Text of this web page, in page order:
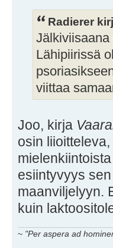
Radierer
Lähipiirissä
viittaa
Joo, kirja
osin
esiintyvyys
maanviljelyyn.
kuin
~ "Per aspera ad